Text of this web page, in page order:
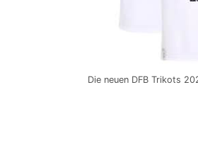
Die neuen DFB Trikots